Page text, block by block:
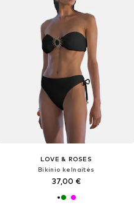
LOVE & ROSES
Bikinio kelnaitės
37,00 €